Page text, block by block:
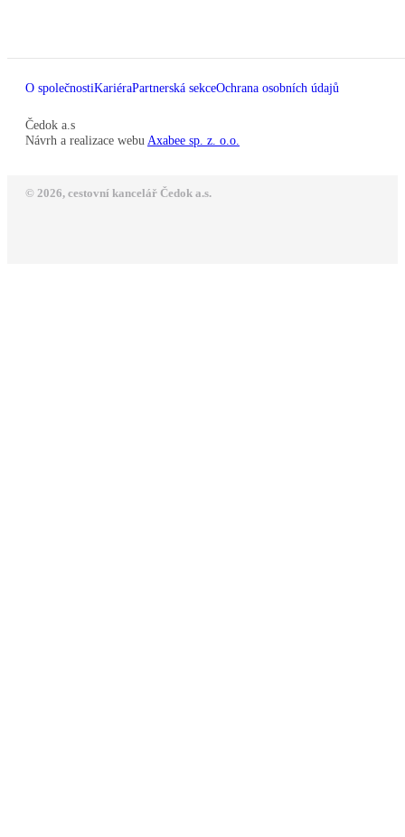
O společnostiKariéraPartnerská sekceOchrana osobních údajů
Čedok a.s
Návrh a realizace webu Axabee sp. z. o.o.
© 2026, cestovní kancelář Čedok a.s.